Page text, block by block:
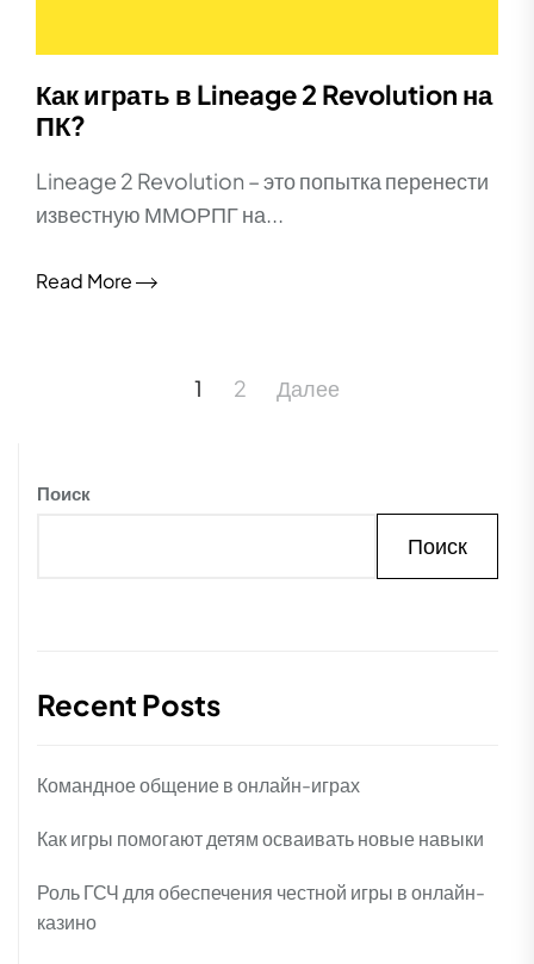
Как играть в Lineage 2 Revolution на
ПК?
Lineage 2 Revolution – это попытка перенести
известную ММОРПГ на...
Read More
Пагинация
1 2 Далее
Поиск
Поиск
Recent Posts
Командное общение в онлайн-играх
Как игры помогают детям осваивать новые навыки
Роль ГСЧ для обеспечения честной игры в онлайн-
казино